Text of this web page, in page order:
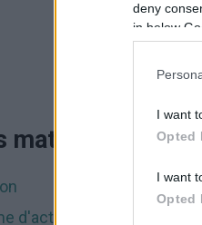
deny
in below
I want
Opted
I want
Opted
matières
d'action